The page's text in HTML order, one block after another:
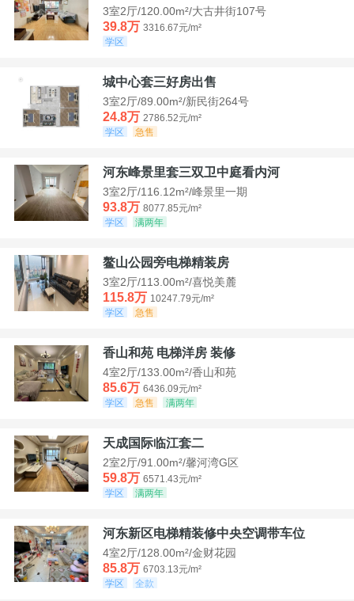
3室2厅/120.00m²/大古井街107号
39.8万 3316.67元/m²
学区
城中心套三好房出售
3室2厅/89.00m²/新民街264号
24.8万 2786.52元/m²
学区
急售
河东峰景里套三双卫中庭看内河
3室2厅/116.12m²/峰景里一期
93.8万 8077.85元/m²
学区
满两年
鳌山公园旁电梯精装房
3室2厅/113.00m²/喜悦美麓
115.8万 10247.79元/m²
学区
急售
香山和苑 电梯洋房 装修
4室2厅/133.00m²/香山和苑
85.6万 6436.09元/m²
学区
急售 满两年
天成国际临江套二
2室2厅/91.00m²/馨河湾G区
59.8万 6571.43元/m²
学区
满两年
河东新区电梯精装修中央空调带车位
4室2厅/128.00m²/金财花园
85.8万 6703.13元/m²
学区
全款